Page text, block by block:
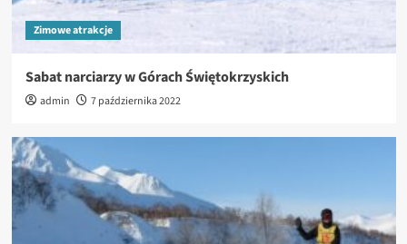
Zimowe atrakcje
Sabat narciarzy w Górach Świętokrzyskich
admin 7 października 2022